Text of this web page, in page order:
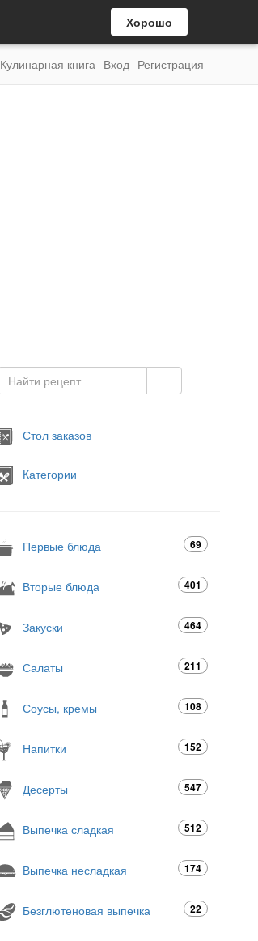
Хорошо
Кулинарная книга Вход Регистрация
Стол заказов
Категории
Первые блюда 69
Вторые блюда 401
Закуски 464
Салаты 211
Соусы, кремы 108
Напитки 152
Десерты 547
Выпечка сладкая 512
Выпечка несладкая 174
Безглютеновая выпечка 22